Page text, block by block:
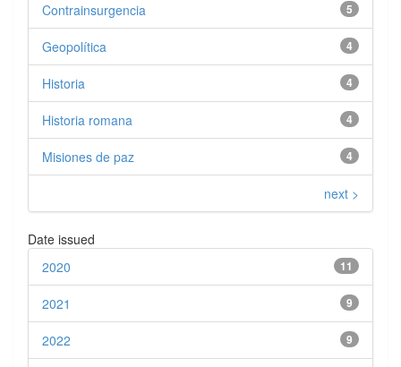
5
Contrainsurgencia
4
Geopolítica
4
Historia
4
Historia romana
4
Misiones de paz
next >
Date issued
11
2020
9
2021
9
2022